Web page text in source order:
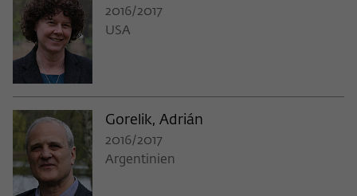
2016/2017
USA
Gorelik, Adrián
2016/2017
Argentinien